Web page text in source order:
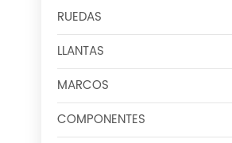
RUEDAS
LLANTAS
MARCOS
COMPONENTES